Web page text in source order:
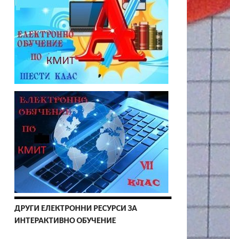
ДРУГИ ЕЛЕКТРОННИ РЕСУРСИ ЗА
ИНТЕРАКТИВНО ОБУЧЕНИЕ